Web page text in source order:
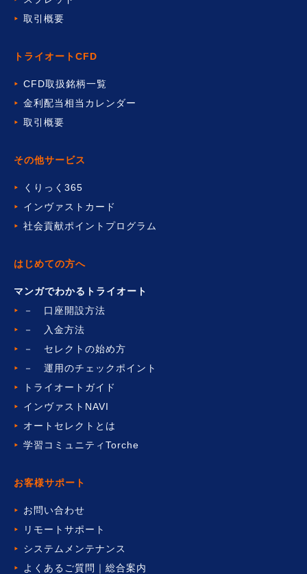
その他サービス
くりっく365
インヴァストカード
社会貢献ポイントプログラム
取引概要
はじめての方へ
マンガでわかるトライオート
－ 口座開設方法
－ 入金方法
－ セレクトの始め方
－ 運用のチェックポイント
トライオートガイド
インヴァストNAVI
オートセレクトとは
学習コミュニティTorche
トライオートCFD
CFD取扱銘柄一覧
金利配当相当カレンダー
取引概要
お客様サポート
お問い合わせ
リモートサポート
システムメンテナンス
よくあるご質問｜総合案内